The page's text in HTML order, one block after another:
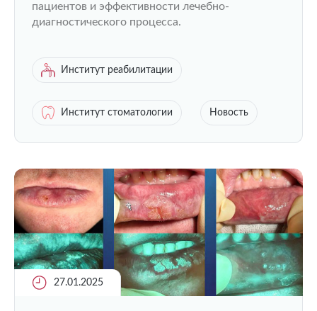
пациентов и эффективности лечебно-
диагностического процесса.
Институт реабилитации
Институт стоматологии Новость
27.01.2025